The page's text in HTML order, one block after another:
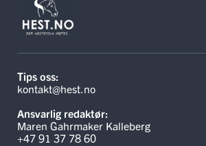
Tips oss:
kontakt@hest.no
Ansvarlig redaktør:
Maren Gahrmaker Kalleberg
+47 91 37 78 60